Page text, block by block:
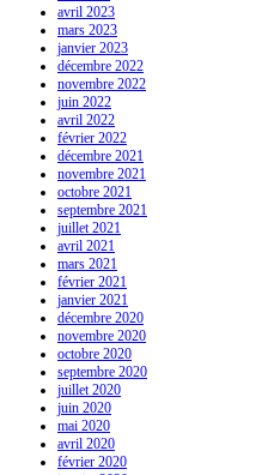
avril 2023
mars 2023
janvier 2023
décembre 2022
novembre 2022
juin 2022
avril 2022
février 2022
décembre 2021
novembre 2021
octobre 2021
septembre 2021
juillet 2021
avril 2021
mars 2021
février 2021
janvier 2021
décembre 2020
novembre 2020
octobre 2020
septembre 2020
juillet 2020
juin 2020
mai 2020
avril 2020
février 2020